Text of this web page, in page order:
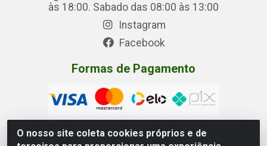
O nosso site coleta cookies próprios e de
às 18:00. Sabado das 08:00 às 13:00
Instagram
Facebook
Formas de Pagamento